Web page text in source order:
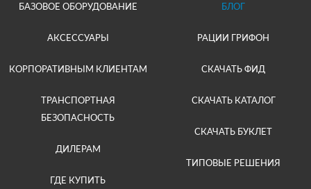
БАЗОВОЕ ОБОРУДОВАНИЕ
АКСЕССУАРЫ
КОРПОРАТИВНЫМ КЛИЕНТАМ
ТРАНСПОРТНАЯ
БЕЗОПАСНОСТЬ
ДИЛЕРАМ
ГДЕ КУПИТЬ
БЛОГ
РАЦИИ ГРИФОН
СКАЧАТЬ ФИД
СКАЧАТЬ КАТАЛОГ
СКАЧАТЬ БУКЛЕТ
ТИПОВЫЕ РЕШЕНИЯ